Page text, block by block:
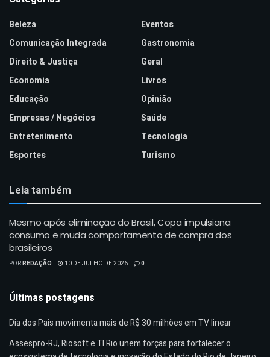
Beleza
Comunicação Integrada
Direito & Justiça
Economia
Educação
Empresas / Negócios
Entretenimento
Esportes
Eventos
Gastronomia
Geral
Livros
Opinião
Saúde
Tecnologia
Turismo
Leia também
Mesmo após eliminação do Brasil, Copa impulsiona
consumo e muda comportamento de compra dos
brasileiros
PORREDAÇÃO 10 DE JULHO DE 2026 0
Últimas postagens
Dia dos Pais movimenta mais de R$ 30 milhões em TV linear
Assespro-RJ, Riosoft e TI Rio unem forças para fortalecer o